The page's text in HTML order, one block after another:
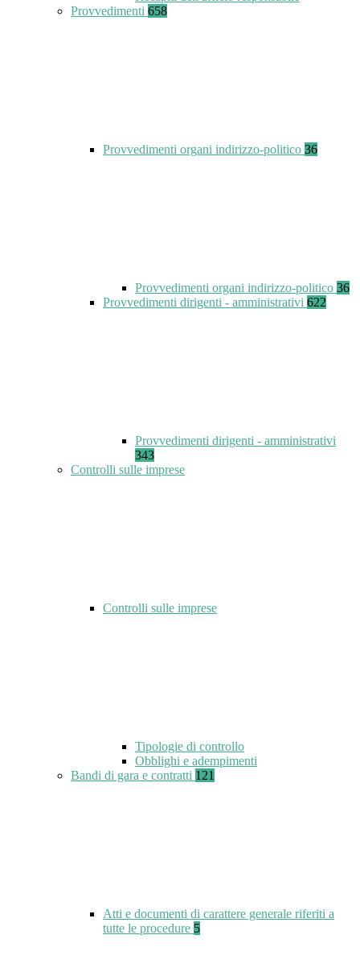
Provvedimenti 658
Provvedimenti organi indirizzo-politico 36
Provvedimenti organi indirizzo-politico 36
Provvedimenti dirigenti - amministrativi 622
Provvedimenti dirigenti - amministrativi
343
Controlli sulle imprese
Controlli sulle imprese
Tipologie di controllo
Obblighi e adempimenti
Bandi di gara e contratti 121
Atti e documenti di carattere generale riferiti a
tutte le procedure 5